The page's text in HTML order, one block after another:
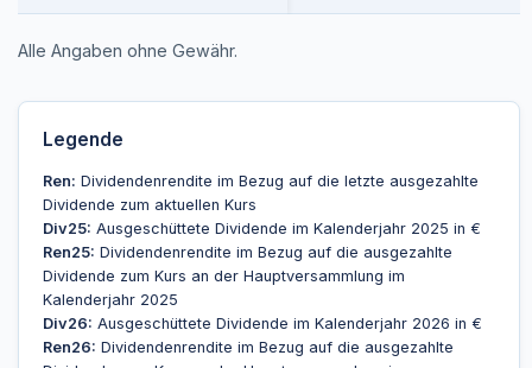
Alle Angaben ohne Gewähr.
Legende
Ren: Dividendenrendite im Bezug auf die letzte ausgezahlte
Dividende zum aktuellen Kurs
Div25: Ausgeschüttete Dividende im Kalenderjahr 2025 in €
Ren25: Dividendenrendite im Bezug auf die ausgezahlte
Dividende zum Kurs an der Hauptversammlung im
Kalenderjahr 2025
Div26: Ausgeschüttete Dividende im Kalenderjahr 2026 in €
Ren26: Dividendenrendite im Bezug auf die ausgezahlte